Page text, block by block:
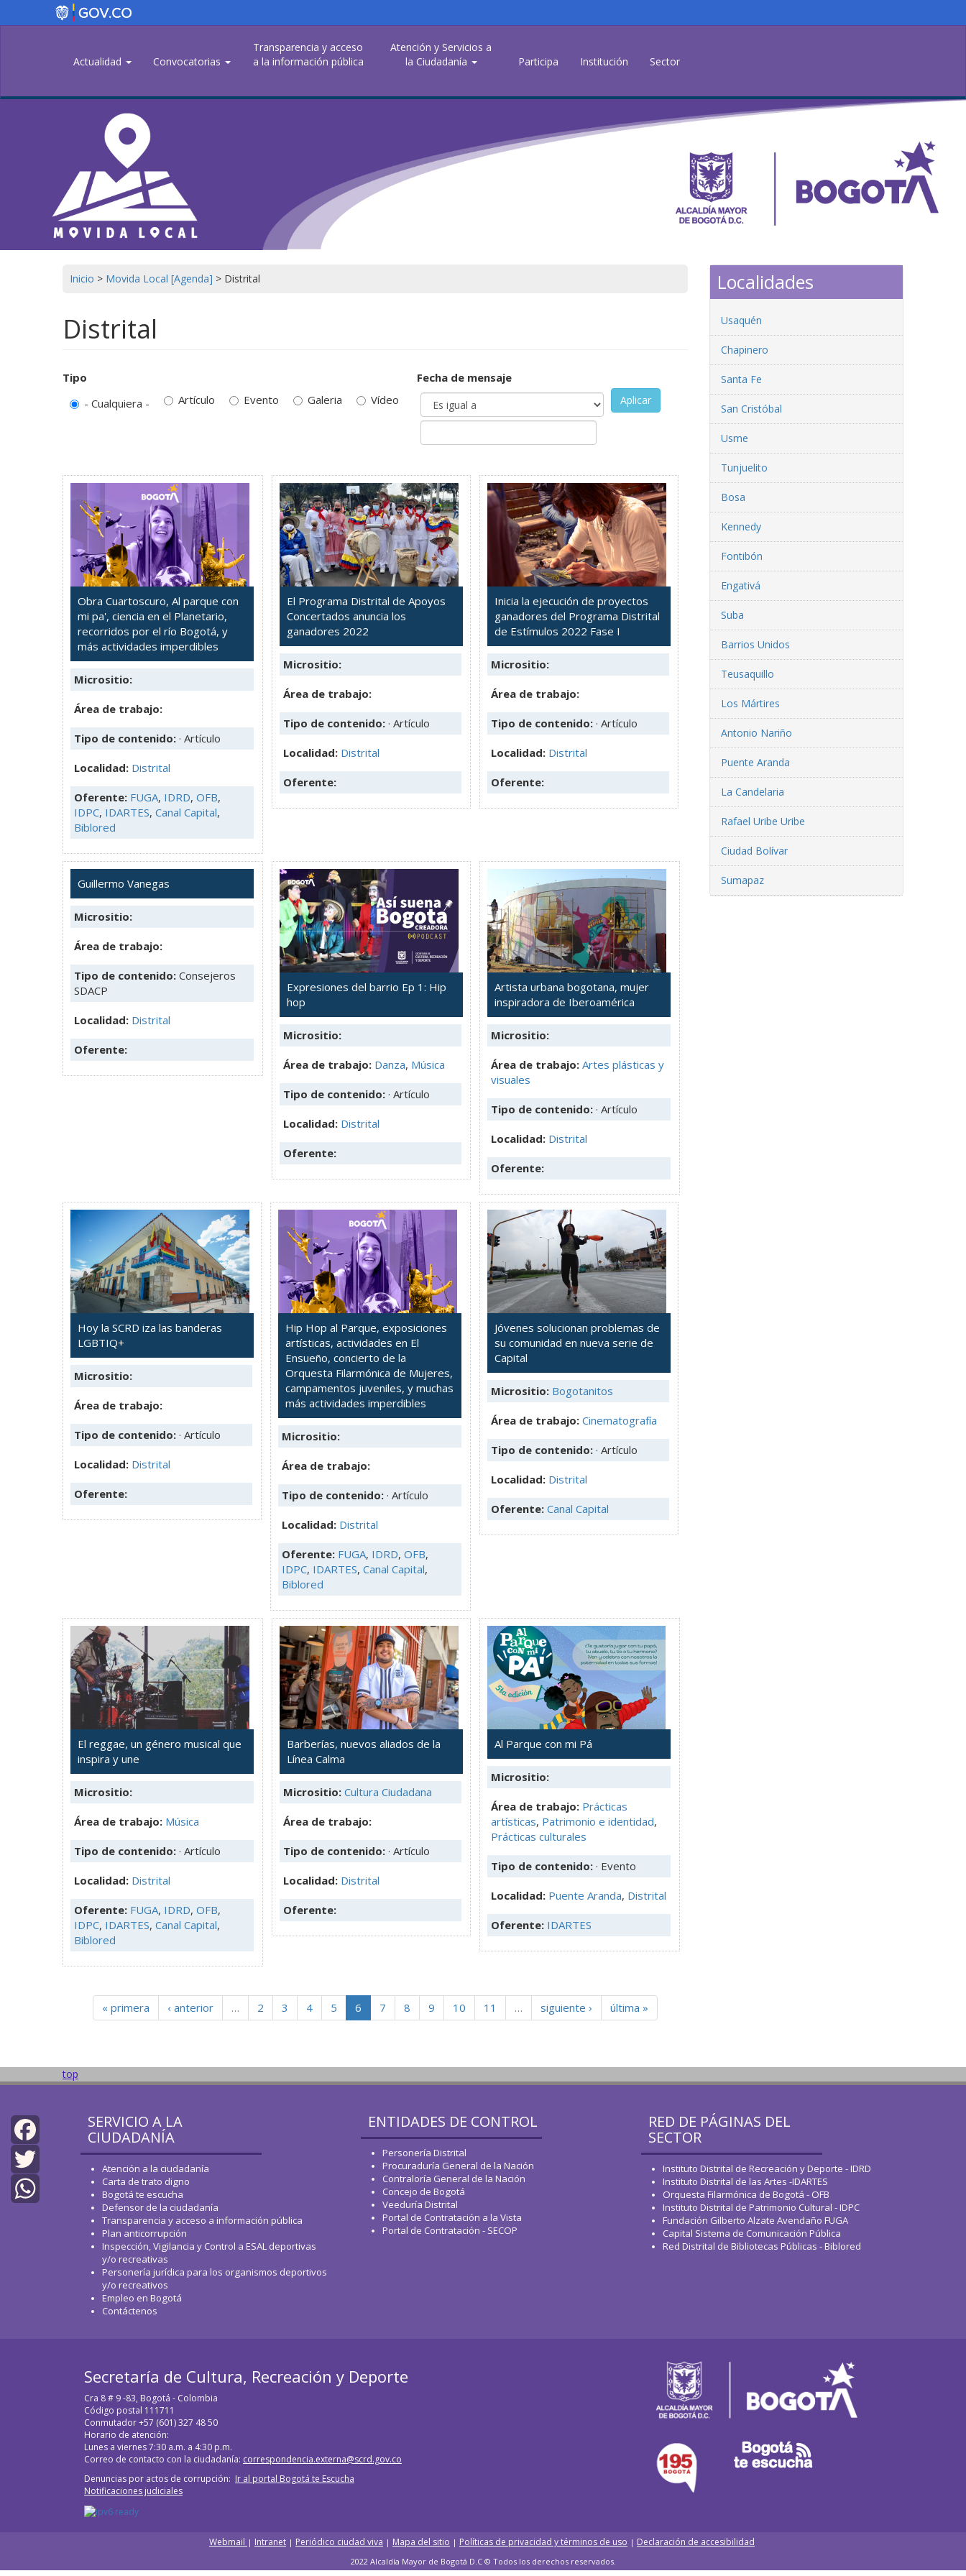
Actualidad
Convocatorias
Transparencia y acceso
a la información pública
Atención y Servicios a
la Ciudadanía
Participa Institución Sector
Inicio > Movida Local [Agenda] > Distrital
Distrital
Tipo
- Cualquiera -
Artículo Evento Galeria Vídeo
Fecha de mensaje
Aplicar
Obra Cuartoscuro, Al parque con
mi pa', ciencia en el Planetario,
recorridos por el río Bogotá, y
más actividades imperdibles
Micrositio:
Área de trabajo:
Tipo de contenido: · Artículo
Localidad: Distrital
Oferente: FUGA, IDRD, OFB,
IDPC, IDARTES, Canal Capital,
Biblored
El Programa Distrital de Apoyos
Concertados anuncia los
ganadores 2022
Micrositio:
Área de trabajo:
Tipo de contenido: · Artículo
Localidad: Distrital
Oferente:
Inicia la ejecución de proyectos
ganadores del Programa Distrital
de Estímulos 2022 Fase I
Micrositio:
Área de trabajo:
Tipo de contenido: · Artículo
Localidad: Distrital
Oferente:
Guillermo Vanegas
Micrositio:
Área de trabajo:
Tipo de contenido: Consejeros
SDACP
Localidad: Distrital
Oferente:
Expresiones del barrio Ep 1: Hip
hop
Micrositio:
Área de trabajo: Danza, Música
Tipo de contenido: · Artículo
Localidad: Distrital
Oferente:
Artista urbana bogotana, mujer
inspiradora de Iberoamérica
Micrositio:
Área de trabajo: Artes plásticas y
visuales
Tipo de contenido: · Artículo
Localidad: Distrital
Oferente:
Hoy la SCRD iza las banderas
LGBTIQ+
Micrositio:
Área de trabajo:
Tipo de contenido: · Artículo
Localidad: Distrital
Oferente:
Hip Hop al Parque, exposiciones
artísticas, actividades en El
Ensueño, concierto de la
Orquesta Filarmónica de Mujeres,
campamentos juveniles, y muchas
más actividades imperdibles
Micrositio:
Área de trabajo:
Tipo de contenido: · Artículo
Localidad: Distrital
Oferente: FUGA, IDRD, OFB,
IDPC, IDARTES, Canal Capital,
Biblored
Jóvenes solucionan problemas de
su comunidad en nueva serie de
Capital
Micrositio: Bogotanitos
Área de trabajo: Cinematografía
Tipo de contenido: · Artículo
Localidad: Distrital
Oferente: Canal Capital
El reggae, un género musical que
inspira y une
Micrositio:
Área de trabajo: Música
Tipo de contenido: · Artículo
Localidad: Distrital
Oferente: FUGA, IDRD, OFB,
IDPC, IDARTES, Canal Capital,
Biblored
Barberías, nuevos aliados de la
Línea Calma
Micrositio: Cultura Ciudadana
Área de trabajo:
Tipo de contenido: · Artículo
Localidad: Distrital
Oferente:
Al Parque con mi Pá
Micrositio:
Área de trabajo: Prácticas
artísticas, Patrimonio e identidad,
Prácticas culturales
Tipo de contenido: · Evento
Localidad: Puente Aranda, Distrital
Oferente: IDARTES
« primera ‹ anterior … 2 3 4 5 6 7 8 9 10 11 … siguiente › última »
Facebook
Twitter
Localidades
Usaquén
Chapinero
Santa Fe
San Cristóbal
Usme
Tunjuelito
Bosa
Kennedy
Fontibón
Engativá
Suba
Barrios Unidos
Teusaquillo
Los Mártires
Antonio Nariño
Puente Aranda
La Candelaria
Rafael Uribe Uribe
Ciudad Bolívar
Sumapaz
top
SERVICIO A LA
CIUDADANÍA
Atención a la ciudadanía
Carta de trato digno
Bogotá te escucha
Defensor de la ciudadanía
Transparencia y acceso a información pública
Plan anticorrupción
Inspección, Vigilancia y Control a ESAL deportivas
y/o recreativas
Personería jurídica para los organismos deportivos
y/o recreativos
Empleo en Bogotá
Contáctenos
ENTIDADES DE CONTROL
Personería Distrital
Procuraduría General de la Nación
Contraloría General de la Nación
Concejo de Bogotá
Veeduría Distrital
Portal de Contratación a la Vista
Portal de Contratación - SECOP
RED DE PÁGINAS DEL
SECTOR
Instituto Distrital de Recreación y Deporte - IDRD
Instituto Distrital de las Artes -IDARTES
Orquesta Filarmónica de Bogotá - OFB
Instituto Distrital de Patrimonio Cultural - IDPC
Fundación Gilberto Alzate Avendaño FUGA
Capital Sistema de Comunicación Pública
Red Distrital de Bibliotecas Públicas - Biblored
Secretaría de Cultura, Recreación y Deporte
Cra 8 # 9 -83, Bogotá - Colombia
Código postal 111711
Conmutador +57 (601) 327 48 50
Horario de atención:
Lunes a viernes 7:30 a.m. a 4:30 p.m.
Correo de contacto con la ciudadanía: correspondencia.externa@scrd.gov.co
Denuncias por actos de corrupción: Ir al portal Bogotá te Escucha
Notificaciones judiciales
Webmail | Intranet | Periódico ciudad viva | Mapa del sitio | Políticas de privacidad y términos de uso | Declaración de accesibilidad
2022 Alcaldía Mayor de Bogotá D.C © Todos los derechos reservados.